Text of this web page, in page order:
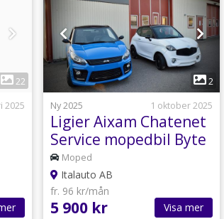
22
2025
1
2
Ny 2025
1 oktober 2025
Ligier Aixam Chatenet
Service mopedbil Byte
kamrem 5900kr
Moped
Italauto AB
fr. 96 kr/mån
5 900 kr Visa mer